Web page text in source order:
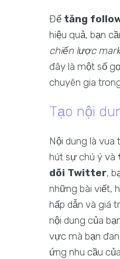
Để tăng
hiệu quả, bạn
chiến lược
đây là một số
chuyên gia
Tạo nội
Nội dung là vua
hút sự chú ý và
dõi Twitter,
những bài viết,
hấp dẫn và giá
nội dung của
vực mà bạn
ứng nhu cầu